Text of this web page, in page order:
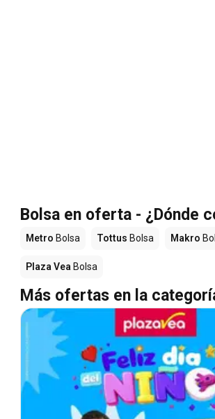
Bolsa en oferta - ¿Dónde
Metro Bolsa Tottus Bolsa Makro
Plaza Vea Bolsa
Más ofertas en la